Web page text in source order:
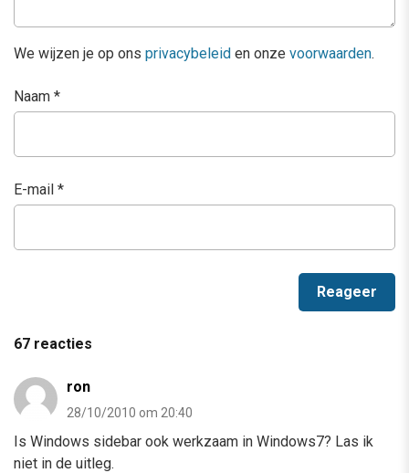
We wijzen je op ons privacybeleid en onze voorwaarden.
Naam *
E-mail *
67 reacties
ron
28/10/2010 om 20:40
Is Windows sidebar ook werkzaam in Windows7? Las ik
niet in de uitleg.